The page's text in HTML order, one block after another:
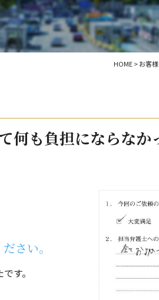
HOME>お客
何も負担にならな
さい。
す。